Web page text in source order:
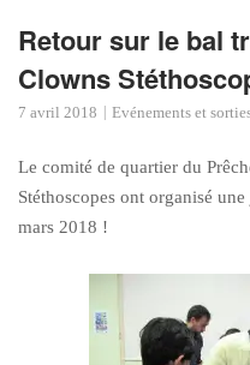
Retour sur le bal
Clowns
7 avril 2018 Evénements et
Le comité de quartier du
Stéthoscopes ont organisé
mars 2018 !